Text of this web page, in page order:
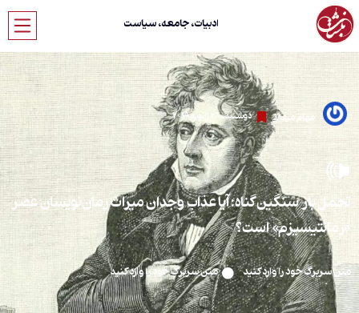
ادبیات، جامعه، سیاست
مهام میقانی دوشنبه، 28 ژانویه 2019
تحمل بار سنگین گناه: آیا عذابِ وجدان میراث رمان‌نویسان عصر
«رمانتیسیزم» است؟
متن سربرگ خود را وارد کنید متن سربرگ خود را وارد کنید